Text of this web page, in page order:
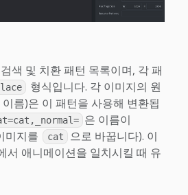
검색 및 치환 패턴 목록이며, 각 패
형식입니다. 각 이미지의 원
름)은 이 패턴을 사용해 변환됩
은 이름이
미지를 cat
으로 바꿉니다). 이
서 애니메이션을 일치시킬 때 유